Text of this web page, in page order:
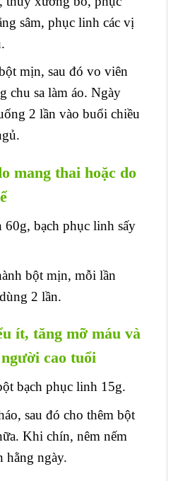
sâm, phục linh các vị
mịn, sau đó vo viên
chu sa làm áo. Ngày
2 lần vào buổi chiều
mang thai hoặc do
60g, bạch phục linh sấy
bột mịn, mỗi lần
2 lần.
ít, tăng mỡ máu và
cao tuổi
bạch phục linh 15g.
sau đó cho thêm bột
Khi chín, nêm nếm
hằng ngày.